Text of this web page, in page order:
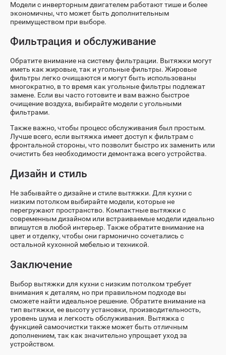
Модели с инверторным двигателем работают тише и более
экономичны, что может быть дополнительным
преимуществом при выборе.
Фильтрация и обслуживание
Обратите внимание на систему фильтрации. Вытяжки могут
иметь как жировые, так и угольные фильтры. Жировые
фильтры легко очищаются и могут быть использованы
многократно, в то время как угольные фильтры подлежат
замене. Если вы часто готовите и вам важно быстрое
очищение воздуха, выбирайте модели с угольными
фильтрами.
Также важно, чтобы процесс обслуживания был простым.
Лучше всего, если вытяжка имеет доступ к фильтрам с
фронтальной стороны, что позволит быстро их заменить или
очистить без необходимости демонтажа всего устройства.
Дизайн и стиль
Не забывайте о дизайне и стиле вытяжки. Для кухни с
низким потолком выбирайте модели, которые не
перегружают пространство. Компактные вытяжки с
современным дизайном или встраиваемые модели идеально
впишутся в любой интерьер. Также обратите внимание на
цвет и отделку, чтобы они гармонично сочетались с
остальной кухонной мебелью и техникой.
Заключение
Выбор вытяжки для кухни с низким потолком требует
внимания к деталям, но при правильном подходе вы
сможете найти идеальное решение. Обратите внимание на
тип вытяжки, ее высоту установки, производительность,
уровень шума и легкость обслуживания. Вытяжка с
функцией самоочистки также может быть отличным
дополнением, так как значительно упрощает уход за
устройством.